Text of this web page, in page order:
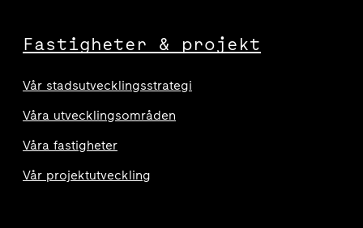
Fastigheter & projekt
Vår stadsutvecklingsstrategi
Våra utvecklingsområden
Våra fastigheter
Vår projektutveckling